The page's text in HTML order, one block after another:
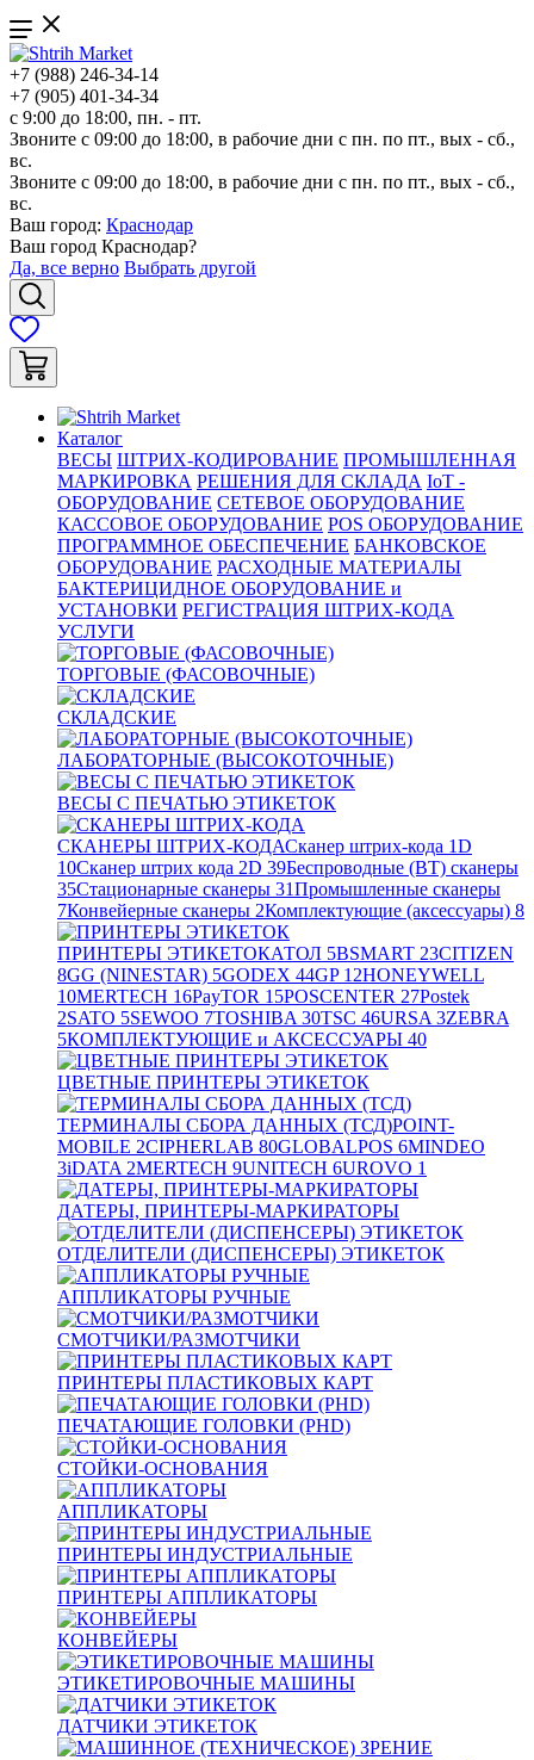
+7 (988) 246-34-14
+7 (905) 401-34-34
с 9:00 до 18:00, пн. - пт.
Звоните с 09:00 до 18:00, в рабочие дни с пн. по пт., вых - сб.,
вс.
Звоните с 09:00 до 18:00, в рабочие дни с пн. по пт., вых - сб.,
вс.
Ваш город: Краснодар
Ваш город Краснодар?
Да, все верно Выбрать другой
Каталог
ВЕСЫ ШТРИХ-КОДИРОВАНИЕ ПРОМЫШЛЕННАЯ
МАРКИРОВКА РЕШЕНИЯ ДЛЯ СКЛАДА IoT -
ОБОРУДОВАНИЕ СЕТЕВОЕ ОБОРУДОВАНИЕ
КАССОВОЕ ОБОРУДОВАНИЕ POS ОБОРУДОВАНИЕ
ПРОГРАММНОЕ ОБЕСПЕЧЕНИЕ БАНКОВСКОЕ
ОБОРУДОВАНИЕ РАСХОДНЫЕ МАТЕРИАЛЫ
БАКТЕРИЦИДНОЕ ОБОРУДОВАНИЕ и
УСТАНОВКИ РЕГИСТРАЦИЯ ШТРИХ-КОДА
УСЛУГИ
ТОРГОВЫЕ (ФАСОВОЧНЫЕ)
СКЛАДСКИЕ
ЛАБОРАТОРНЫЕ (ВЫСОКОТОЧНЫЕ)
ВЕСЫ С ПЕЧАТЬЮ ЭТИКЕТОК
СКАНЕРЫ ШТРИХ-КОДАСканер штрих-кода 1D
10Сканер штрих кода 2D 39Беспроводные (BT) сканеры
35Стационарные сканеры 31Промышленные сканеры
7Конвейерные сканеры 2Комплектующие (аксессуары) 8
ПРИНТЕРЫ ЭТИКЕТОКАТОЛ 5BSMART 23CITIZEN
8GG (NINESTAR) 5GODEX 44GP12HONEYWELL
10MERTECH 16PayTOR 15POSCENTER 27Postek
2SATO 5SEWOO 7TOSHIBA 30TSC 46URSA 3ZEBRA
5КОМПЛЕКТУЮЩИЕ и АКСЕССУАРЫ 40
ЦВЕТНЫЕ ПРИНТЕРЫ ЭТИКЕТОК
ТЕРМИНАЛЫ СБОРА ДАННЫХ (ТСД)POINT-
MOBILE 2CIPHERLAB 80GLOBALPOS 6MINDEO
3iDATA 2MERTECH 9UNITECH 6UROVO 1
ДАТЕРЫ, ПРИНТЕРЫ-МАРКИРАТОРЫ
ОТДЕЛИТЕЛИ (ДИСПЕНСЕРЫ) ЭТИКЕТОК
АППЛИКАТОРЫ РУЧНЫЕ
СМОТЧИКИ/РАЗМОТЧИКИ
ПРИНТЕРЫ ПЛАСТИКОВЫХ КАРТ
ПЕЧАТАЮЩИЕ ГОЛОВКИ (PHD)
СТОЙКИ-ОСНОВАНИЯ
АППЛИКАТОРЫ
ПРИНТЕРЫ ИНДУСТРИАЛЬНЫЕ
ПРИНТЕРЫ АППЛИКАТОРЫ
КОНВЕЙЕРЫ
ЭТИКЕТИРОВОЧНЫЕ МАШИНЫ
ДАТЧИКИ ЭТИКЕТОК